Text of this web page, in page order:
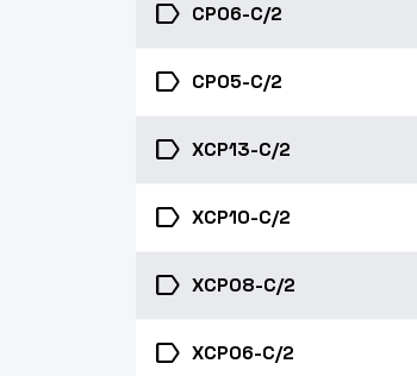
label CP06-C/2
label CP05-C/2
label XCP13-C/2
label XCP10-C/2
label XCP08-C/2
label XCP06-C/2